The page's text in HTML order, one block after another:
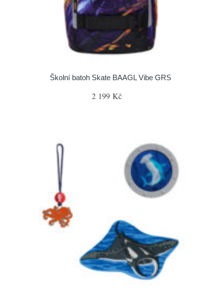
Školní batoh Skate BAAGL Vibe GRS
2 199 Kč